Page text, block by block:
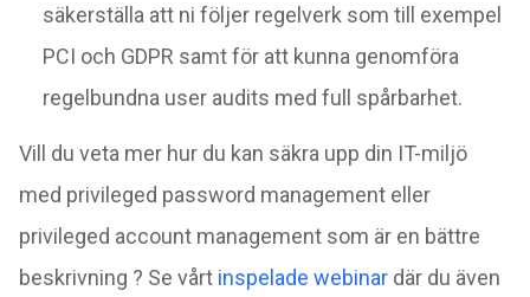
säkerställa att ni följer regelverk som till exempel
PCI och GDPR samt för att kunna genomföra
regelbundna user audits med full spårbarhet.
Vill du veta mer hur du kan säkra upp din IT-miljö
med privileged password management eller
privileged account management som är en bättre
beskrivning ? Se vårt inspelade webinar där du även